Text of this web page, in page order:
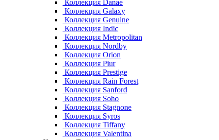
Коллекция Danae
Коллекция Galaxy
Коллекция Genuine
Коллекция Indic
Коллекция Metropolitan
Коллекция Nordby
Коллекция Orion
Коллекция Piur
Коллекция Prestige
Коллекция Rain Forest
Коллекция Sanford
Коллекция Soho
Коллекция Stagnone
Коллекция Syros
Коллекция Tiffany
Коллекция Valentina